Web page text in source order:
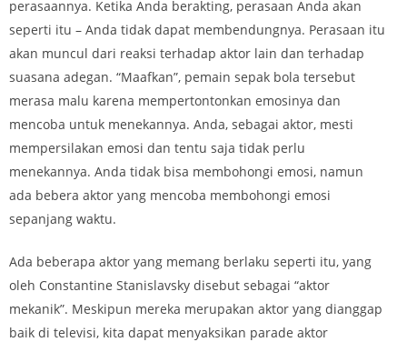
perasaannya. Ketika Anda berakting, perasaan Anda akan
seperti itu – Anda tidak dapat membendungnya. Perasaan itu
akan muncul dari reaksi terhadap aktor lain dan terhadap
suasana adegan. “Maafkan”, pemain sepak bola tersebut
merasa malu karena mempertontonkan emosinya dan
mencoba untuk menekannya. Anda, sebagai aktor, mesti
mempersilakan emosi dan tentu saja tidak perlu
menekannya. Anda tidak bisa membohongi emosi, namun
ada bebera aktor yang mencoba membohongi emosi
sepanjang waktu.
Ada beberapa aktor yang memang berlaku seperti itu, yang
oleh Constantine Stanislavsky disebut sebagai “aktor
mekanik”. Meskipun mereka merupakan aktor yang dianggap
baik di televisi, kita dapat menyaksikan parade aktor